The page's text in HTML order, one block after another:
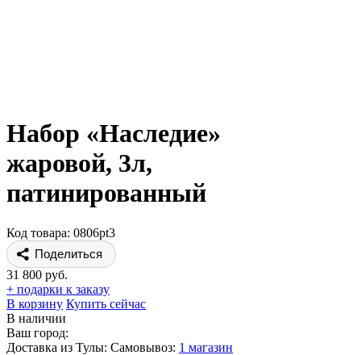
Набор «Наследие»
жаровой, 3л,
патинированный
Код товара: 0806pt3
Поделиться
31 800 руб.
+ подарки к заказу
В корзину Купить сейчас
В наличии
Ваш город:
Доставка из Тулы: Самовывоз: 1 магазин